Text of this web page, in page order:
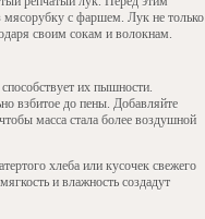
мясорубку с фаршем. Лук не только
своим сокам и волокнам.
их пышности.
взбитое до пены. Добавляйте
масса стала более воздушной
хлеба или кусочек свежего
и влажность создадут